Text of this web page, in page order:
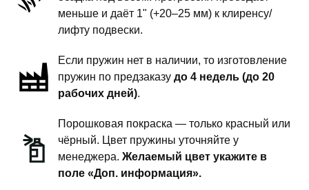
задней
подвески
дюйма
меньше и даёт 1" (+20–25 мм) к клиренсу/
лифту подвески.
Если пружин нет в наличии, то изготовление
пружин по предзаказу до 4 недель (до 20
рабочих дней).
Порошковая покраска — только красный или
чёрный. Цвет пружины уточняйте у
менеджера. Желаемый цвет укажите в
поле «Доп. информация».